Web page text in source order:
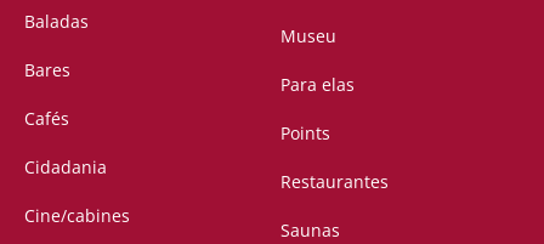
Baladas
Bares
Cafés
Cidadania
Cine/cabines
Museu
Para elas
Points
Restaurantes
Saunas